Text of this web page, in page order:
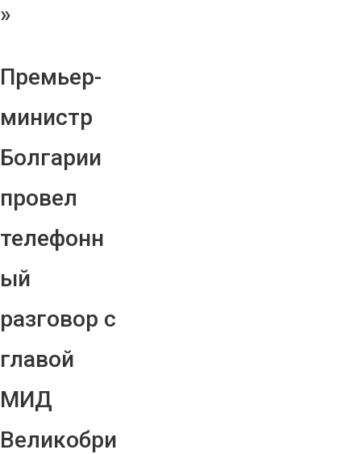
»
Премьер-
министр
Болгарии
провел
телефонн
ый
разговор с
главой
МИД
Великобри